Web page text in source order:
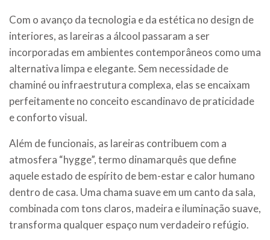
Com o avanço da tecnologia e da estética no design de
interiores, as lareiras a álcool passaram a ser
incorporadas em ambientes contemporâneos como uma
alternativa limpa e elegante. Sem necessidade de
chaminé ou infraestrutura complexa, elas se encaixam
perfeitamente no conceito escandinavo de praticidade
e conforto visual.
Além de funcionais, as lareiras contribuem com a
atmosfera “hygge”, termo dinamarquês que define
aquele estado de espírito de bem-estar e calor humano
dentro de casa. Uma chama suave em um canto da sala,
combinada com tons claros, madeira e iluminação suave,
transforma qualquer espaço num verdadeiro refúgio.